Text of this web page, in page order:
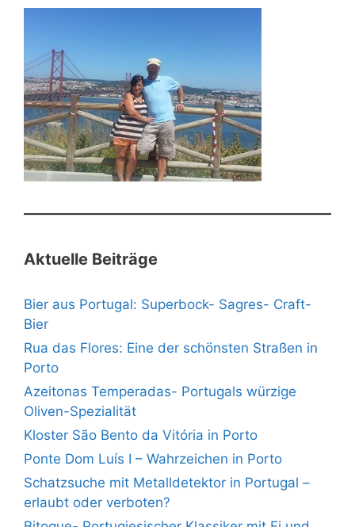
Aktuelle Beiträge
Bier aus Portugal: Superbock- Sagres- Craft-
Bier
Rua das Flores: Eine der schönsten Straßen in
Porto
Azeitonas Temperadas- Portugals würzige
Oliven-Spezialität
Kloster São Bento da Vitória in Porto
Ponte Dom Luís I – Wahrzeichen in Porto
Schatzsuche mit Metalldetektor in Portugal –
erlaubt oder verboten?